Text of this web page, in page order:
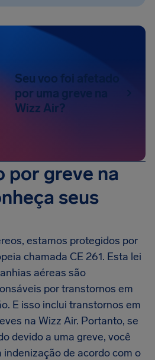
Seu voo foi afetado
por uma greve na
Wizz Air?
por greve na
seus
estamos protegidos por
chamada CE 261. Esta lei
aéreas são
por transtornos em
E isso inclui transtornos em
na Wizz Air. Portanto, se
devido a uma greve, você
de acordo com o